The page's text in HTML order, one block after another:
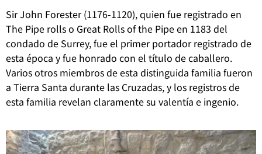
Sir John Forester (1176-1120), quien fue registrado en
The Pipe rolls o Great Rolls of the Pipe en 1183 del
condado de Surrey, fue el primer portador registrado de
esta época y fue honrado con el título de caballero.
Varios otros miembros de esta distinguida familia fueron
a Tierra Santa durante las Cruzadas, y los registros de
esta familia revelan claramente su valentía e ingenio.